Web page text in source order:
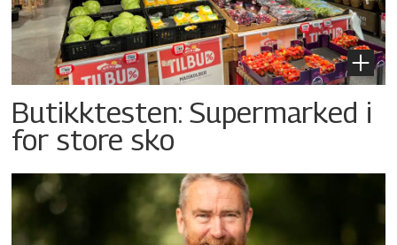
Butikktesten: Supermarked i
for store sko